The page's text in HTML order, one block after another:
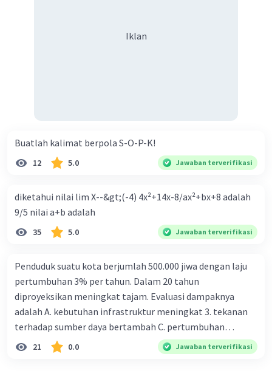
Iklan
Buatlah kalimat berpola S-O-P-K!
12 5.0 Jawaban terverifikasi
diketahui nilai lim X--&gt;(-4) 4x²+14x-8/ax²+bx+8 adalah
9/5 nilai a+b adalah
35 5.0 Jawaban terverifikasi
Penduduk suatu kota berjumlah 500.000 jiwa dengan laju
pertumbuhan 3% per tahun. Dalam 20 tahun
diproyeksikan meningkat tajam. Evaluasi dampaknya
adalah A. kebutuhan infrastruktur meningkat 3. tekanan
terhadap sumber daya bertambah C. pertumbuhan
eksponensial berdampak jangka panjang D. tidak
memengaruhi tata ruang E. proyeksi penduduk penting
21 0.0 Jawaban terverifikasi